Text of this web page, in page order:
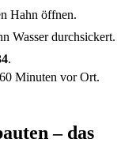
Hahn öffnen.
Wasser durchsickert.
.
Minuten vor Ort.
– das